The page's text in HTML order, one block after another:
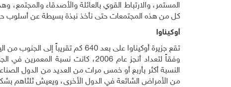
المستمر، والارتباط القوي بالعائلة والأصدقاء
كل من هذه المجتمعات حتى نأخذ نبذة بسيطة عن أسلوب
أوكيناوا
تقع جزيرة أوكيناوا على بعد 640
النسبة أكثر بأربع أو خمس مرات من العديد من الدول
من الأمراض الشائعة في الدول الأخرى، ويعيش ثلثاهم